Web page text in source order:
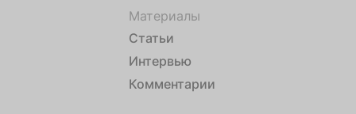
Материалы
Статьи
Интервью
Комментарии